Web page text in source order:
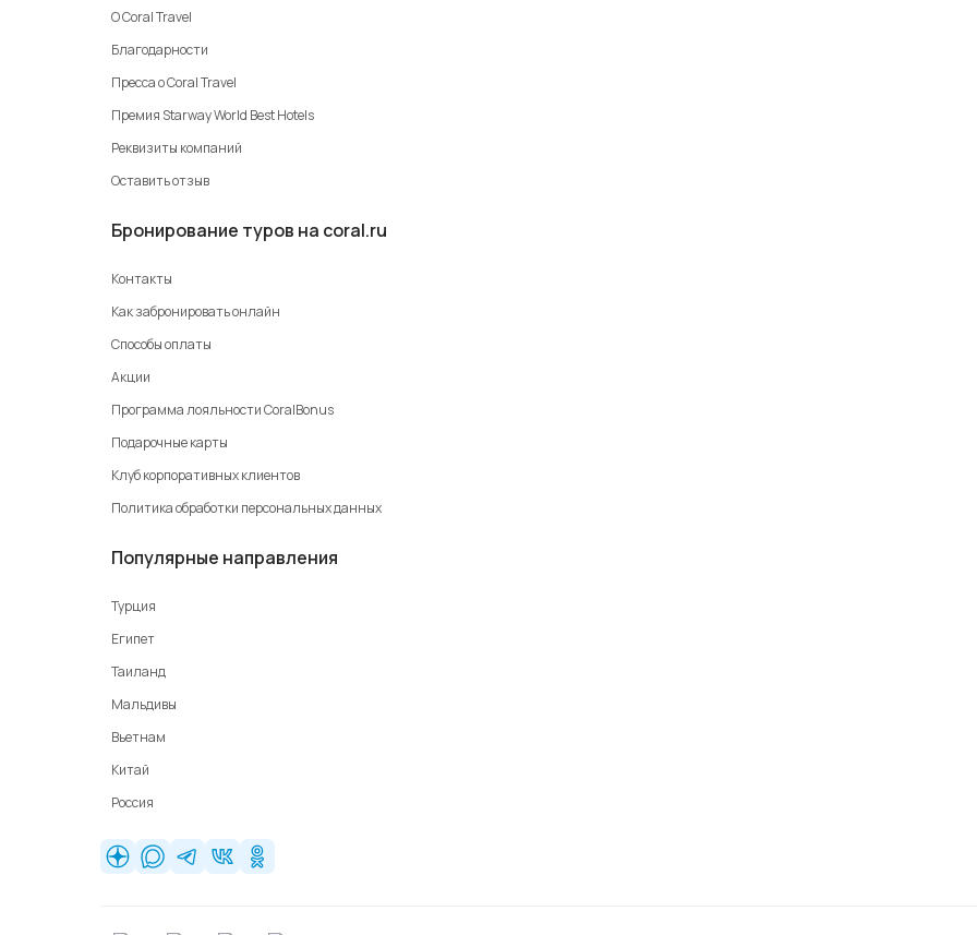
О Coral Travel
Благодарности
Пресса о Coral Travel
Премия Starway World Best Hotels
Реквизиты компаний
Оставить отзыв
Бронирование туров на coral.ru
Контакты
Как забронировать онлайн
Способы оплаты
Акции
Программа лояльности CoralBonus
Подарочные карты
Клуб корпоративных клиентов
Политика обработки персональных данных
Популярные направления
Турция
Египет
Таиланд
Мальдивы
Вьетнам
Китай
Россия